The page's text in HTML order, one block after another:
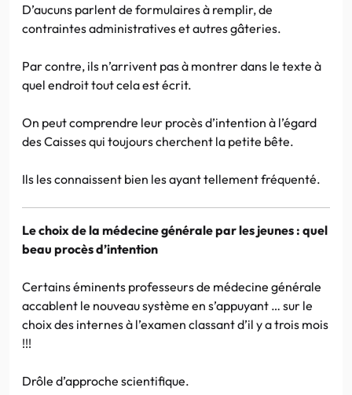
D’aucuns parlent de formulaires à remplir, de
contraintes administratives et autres gâteries.
Par contre, ils n’arrivent pas à montrer dans le texte à
quel endroit tout cela est écrit.
On peut comprendre leur procès d’intention à l’égard
des Caisses qui toujours cherchent la petite bête.
Ils les connaissent bien les ayant tellement fréquenté.
Le choix de la médecine générale par les jeunes : quel
beau procès d’intention
Certains éminents professeurs de médecine générale
accablent le nouveau système en s’appuyant … sur le
choix des internes à l’examen classant d’il y a trois mois
!!!
Drôle d’approche scientifique.